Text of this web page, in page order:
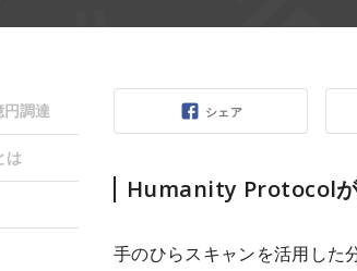
シェア
Humanity Protocol
手のひらスキャンを活用した
調達
は